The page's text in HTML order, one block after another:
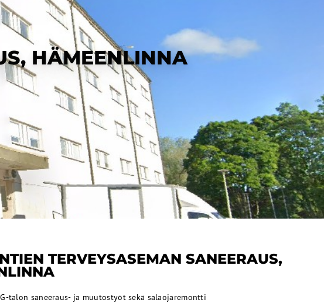
HÄMEENLINNA
TERVEYSASEMAN SANEERAUS,
G-talon saneeraus- ja muutostyöt sekä salaojaremontti